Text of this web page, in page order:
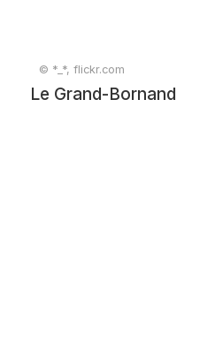
© *_*, flickr.com
Le Grand-Bornand